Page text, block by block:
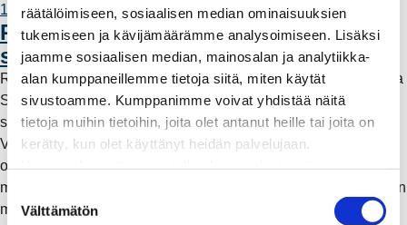
räätälöimiseen, sosiaalisen median ominaisuuksien
tukemiseen ja kävijämäärämme analysoimiseen. Lisäksi
jaamme sosiaalisen median, mainosalan ja analytiikka-
alan kumppaneillemme tietoja siitä, miten käytät
sivustoamme. Kumppanimme voivat yhdistää näitä
tietoja muihin tietoihin, joita olet antanut heille tai joita on
kerätty, kun olet käyttänyt heidän palvelujaan.
S
u
Välttämätön
11.6.2026 12:00
Rauman Energia vahvistaa rooliaan
sähköntuotannossa
Rauman Energia on ostanut lisää osuuksia sähköntuotannosta
Suomessa ja Pohjoismaissa, kun Kokemäen Sähkö Oy myi
sähköntuotanto-osuutensa Rauman Energia Oy:lle.
Vappuaattona toteutunut kauppa parantaa yhtiön
omavaraisuutta ja lisää päästötöntä sähköntuotantoa. Mutta
mitä tämä tarkoittaa käytännössä – ja miksi sähköntuotantoa on
myös kaukana Raumalta?